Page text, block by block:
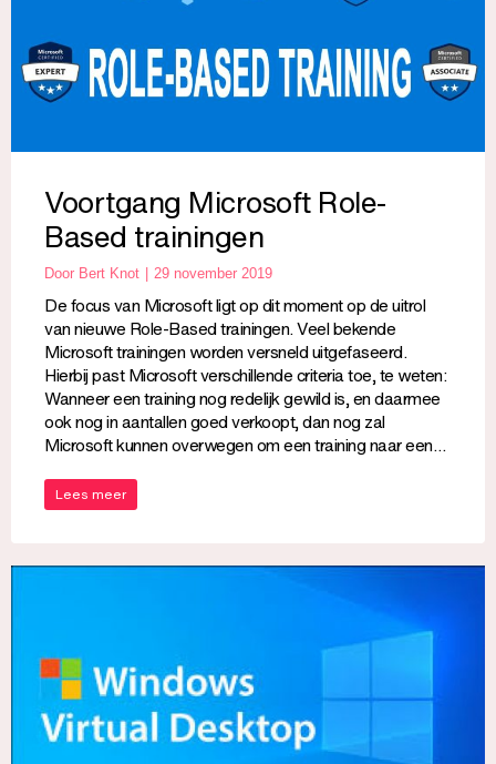
Voortgang Microsoft Role-
Based trainingen
Door Bert Knot 29 november 2019
De focus van Microsoft ligt op dit moment op de uitrol
van nieuwe Role-Based trainingen. Veel bekende
Microsoft trainingen worden versneld uitgefaseerd.
Hierbij past Microsoft verschillende criteria toe, te weten:
Wanneer een training nog redelijk gewild is, en daarmee
ook nog in aantallen goed verkoopt, dan nog zal
Microsoft kunnen overwegen om een training naar een…
Lees meer